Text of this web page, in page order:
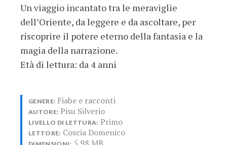
Un viaggio incantato tra le meraviglie
dell’Oriente, da leggere e da ascoltare, per
riscoprire il potere eterno della fantasia e la
magia della narrazione.
Età di lettura: da 4 anni
GENERE: Fiabe e racconti
AUTORE: Pisu Silverio
LIVELLO DI LETTURA: Primo
LETTORE: Coscia Domenico